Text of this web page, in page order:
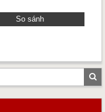
So sánh